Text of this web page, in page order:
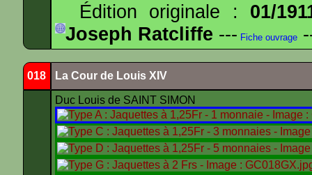
Édition originale : 01/
Joseph Ratcliffe --- Fiche ouvrage
018 La Cour de Louis XIV
Duc Louis de SAINT SIMON